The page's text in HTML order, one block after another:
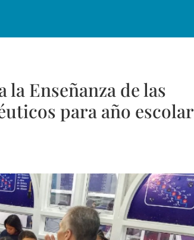
Enseñanza de las
para año escolar